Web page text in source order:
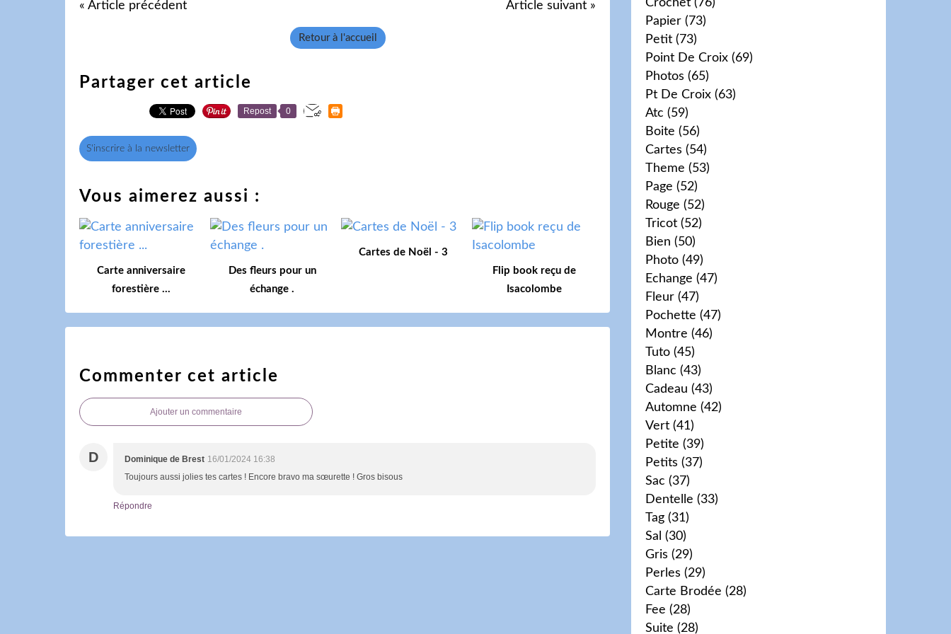
« Article précédent Article suivant »
Retour à l'accueil
Partager cet article
Repost 0
S'inscrire à la newsletter
Vous aimerez aussi :
Carte anniversaire
forestière ...
Des fleurs pour un
échange .
Cartes de Noël - 3
Flip book reçu de
Isacolombe
Commenter cet article
Ajouter un commentaire
D Dominique de Brest 16/01/2024 16:38
Toujours aussi jolies tes cartes ! Encore bravo ma sœurette ! Gros bisous
Répondre
Crochet (76)
Papier (73)
Petit (73)
Point De Croix (69)
Photos (65)
Pt De Croix (63)
Atc (59)
Boite (56)
Cartes (54)
Theme (53)
Page (52)
Rouge (52)
Tricot (52)
Bien (50)
Photo (49)
Echange (47)
Fleur (47)
Pochette (47)
Montre (46)
Tuto (45)
Blanc (43)
Cadeau (43)
Automne (42)
Vert (41)
Petite (39)
Petits (37)
Sac (37)
Dentelle (33)
Tag (31)
Sal (30)
Gris (29)
Perles (29)
Carte Brodée (28)
Fee (28)
Suite (28)